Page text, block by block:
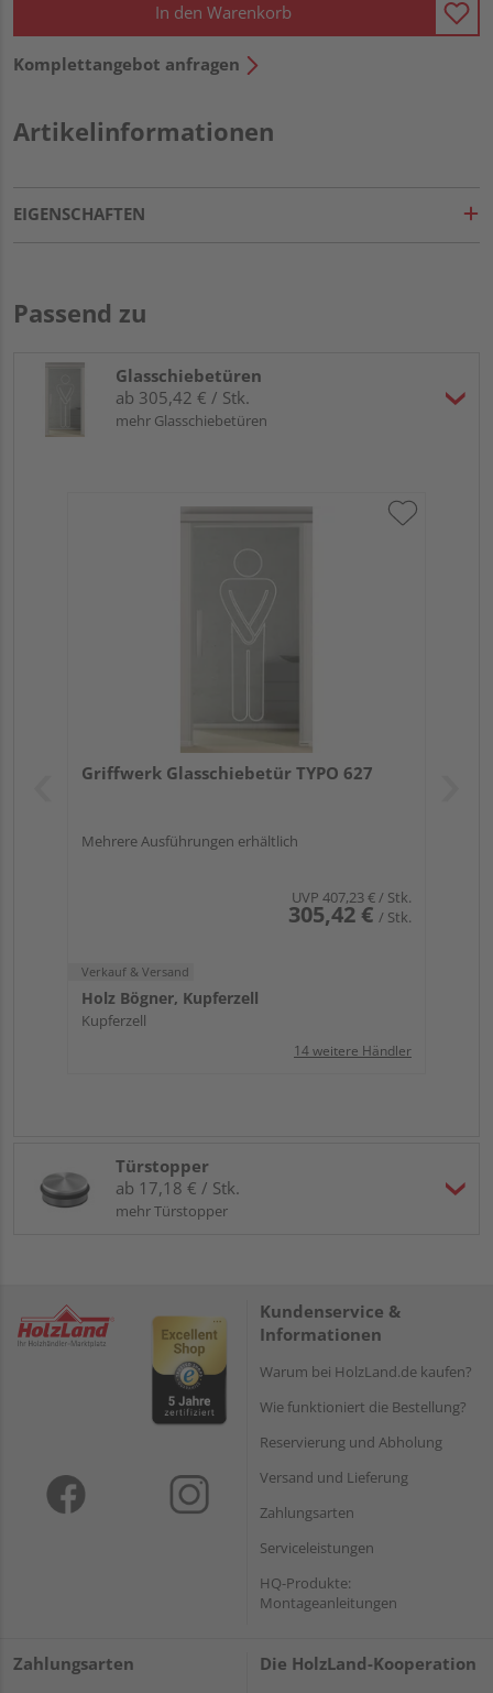
In den Warenkorb
Komplettangebot anfragen
Artikelinformationen
EIGENSCHAFTEN
Passend zu
Glasschiebetüren
ab 305,42 € / Stk.
mehr Glasschiebetüren
Griffwerk Glasschiebetür TYPO 627
Mehrere Ausführungen erhältlich
UVP 407,23 €/ Stk.
305,42 € / Stk.
Verkauf & Versand
Holz Bögner, Kupferzell
Kupferzell
14 weitere Händler
Türstopper
ab 17,18 € / Stk.
mehr Türstopper
Kundenservice &
Informationen
Warum bei HolzLand.de kaufen?
Wie funktioniert die Bestellung?
Reservierung und Abholung
Versand und Lieferung
Zahlungsarten
Serviceleistungen
HQ-Produkte:
Montageanleitungen
Zahlungsarten Die HolzLand-Kooperation